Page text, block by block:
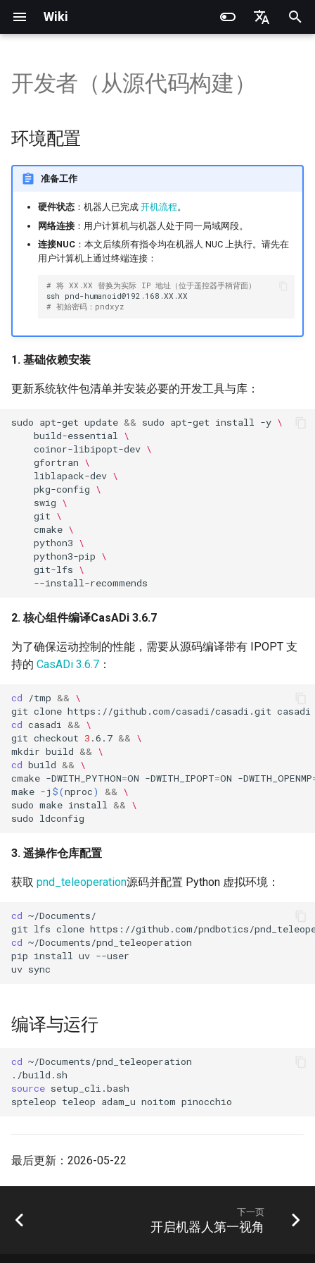
Wiki
简体中文
在
初
化
产品说明
操作指南
快速开始
应用开发
SDK概述
快速开发（仿真）
软件服务接口
DDS通信API
高层服务接口
底层运动开发
DDS底层运动参考例程
身体关节电机顺序
坐标系定义
Kp / Kd 参数说明
电池更换
挂钩更换
常见问题
产品说明
操作指南
快速开始
Adam-U Ultra
应用开发
SDK概述
快速开发（仿真）
软件升级
软件服务接口
DDS消息定义
底层运动开发
身体关节电机顺序
机器人坐标系
产品说明
快速开始
Foxglove进阶操作
数据录制与回放
Noitom PN Link
Meta Quest 3 / 3S
PICO 4 Ultra Enterprise
环境配置
编译与运行
安装配置
Adam Lite 示例
Train
Sim2Sim
产品说明
操作指南
快速开始
执行器操作说明
执行器介绍
PND-20-08-S
PND-30-14A-S
PND-50-6F5S-P
PND-60-20-S
PND-80-20-S
软件开发
PNDrive C++ SDK
RCU-4
RCU-8
RCU-16
PNDEncoder
PNDEncoderR
PNDhoist
PND灵巧手
因时灵巧手
智元灵犀X1 OmniPicker
大寰PGC夹爪
星动X-Hand 1
傲意ROH-A002
PNDbotics 官方术语库
PNDbotics 学院
关于 PNDbotics
开发者（从源代码构建）
环境配置
准备工作
硬件状态：机器人已完成 开机流程。
网络连接：用户计算机与机器人处于同一局域网段。
连接NUC：本文后续所有指令均在机器人 NUC 上执行。请先在
用户计算机上通过终端连接：
# 将 XX.XX 替换为实际 IP 地址（位于遥控器手柄背面）
ssh
pnd-humanoid@192.168.XX.XX
# 初始密码：pndxyz
1. 基础依赖安装
更新系统软件包清单并安装必要的开发工具与库：
sudo apt-get update && sudo apt-get install -y \
build-essential \
coinor-libipopt-dev \
gfortran \
liblapack-dev \
pkg-config \
swig \
git \
cmake \
python3 \
python3-pip \
git-lfs \
2. 核心组件编译CasADi 3.6.7
为了确保运动控制的性能，需要从源码编译带有 IPOPT 支
持的 CasADi 3.6.7 ：
cd /tmp && \
git clone https://github.com/casadi/casadi.git casadi
cd casadi && \
git checkout 3 .6.7 && \
mkdir build && \
cd build && \
cmake -DWITH_PYTHON=ON -DWITH_IPOPT=ON -DWITH_OPENMP
make -j $(nproc) && \
sudo make install && \
sudo
3. 遥操作仓库配置
获取 pnd_teleoperation源码并配置 Python 虚拟环境：
cd
git lfs clone
cd
pip install uv
uv
编译与运行
cd
source
spteleop teleop adam_u noitom
最后更新：2026-05-22
下一页
开启机器人第一视角